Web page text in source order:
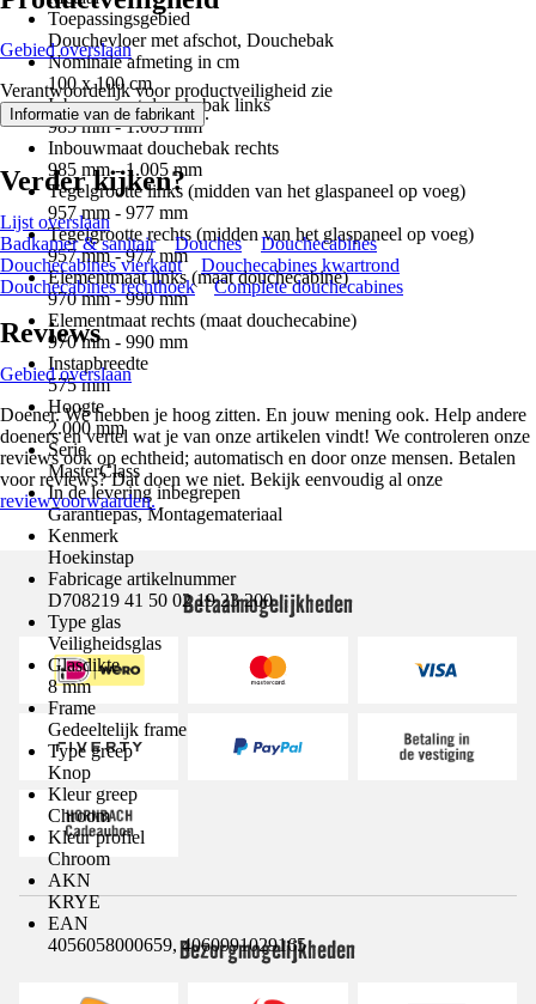
Toepassingsgebied
Douchevloer met afschot, Douchebak
Nominale afmeting in cm
100 x 100 cm
Inbouwmaat douchebak links
985 mm - 1.005 mm
Inbouwmaat douchebak rechts
985 mm - 1.005 mm
Tegelgrootte links (midden van het glaspaneel op voeg)
957 mm - 977 mm
Tegelgrootte rechts (midden van het glaspaneel op voeg)
957 mm - 977 mm
Elementmaat links (maat douchecabine)
970 mm - 990 mm
Elementmaat rechts (maat douchecabine)
970 mm - 990 mm
Instapbreedte
575 mm
Hoogte
2.000 mm
Serie
MasterClass
In de levering inbegrepen
Garantiepas, Montagemateriaal
Kenmerk
Hoekinstap
Fabricage artikelnummer
D708219 41 50 02 19 23 200
Type glas
Veiligheidsglas
Glasdikte
8 mm
Frame
Gedeeltelijk frame
Type greep
Knop
Kleur greep
Chroom
Kleur profiel
Chroom
AKN
KRYE
EAN
4056058000659, 4060991029165
Gebied overslaan
Verantwoordelijk voor productveiligheid zie
Informatie van de fabrikant .
Verder kijken?
Lijst overslaan
Badkamer & sanitair
Douches
Douchecabines
Douchecabines vierkant
Douchecabines kwartrond
Douchecabines rechthoek
Complete douchecabines
Reviews
Gebied overslaan
Doener. We hebben je hoog zitten. En jouw mening ook. Help andere
doeners en vertel wat je van onze artikelen vindt! We controleren onze
reviews ook op echtheid; automatisch en door onze mensen. Betalen
voor reviews? Dat doen we niet. Bekijk eenvoudig al onze
reviewvoorwaarden.
Betaalmogelijkheden
Bezorgmogelijkheden